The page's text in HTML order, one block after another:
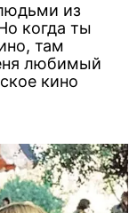
из
когда ты
там
любимый
кино